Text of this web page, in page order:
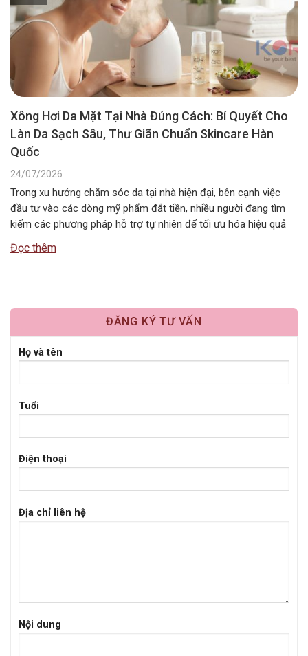
Xông Hơi Da Mặt Tại Nhà Đúng Cách: Bí Quyết Cho
Làn Da Sạch Sâu, Thư Giãn Chuẩn Skincare Hàn
Quốc
24/07/2026
Trong xu hướng chăm sóc da tại nhà hiện đại, bên cạnh việc
đầu tư vào các dòng mỹ phẩm đắt tiền, nhiều người đang tìm
kiếm các phương pháp hỗ trợ tự nhiên để tối ưu hóa hiệu quả
mang lại cảm…
Đọc thêm
ĐĂNG KÝ TƯ VẤN
Họ và tên
Tuổi
Điện thoại
Địa chỉ liên hệ
Nội dung